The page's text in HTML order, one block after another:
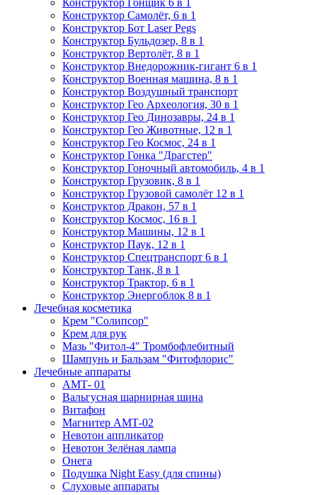
Конструктор Гонщик 6 в 1
Конструктор Cамолёт, 6 в 1
Конструктор Бот Laser Pegs
Конструктор Бульдозер, 8 в 1
Конструктор Вертолёт, 8 в 1
Конструктор Внедорожник-гигант 6 в 1
Конструктор Военная машина, 8 в 1
Конструктор Воздушный транспорт
Конструктор Гео Археология, 30 в 1
Конструктор Гео Динозавры, 24 в 1
Конструктор Гео Животные, 12 в 1
Конструктор Гео Космос, 24 в 1
Конструктор Гонка "Драгстер"
Конструктор Гоночный автомобиль, 4 в 1
Конструктор Грузовик, 8 в 1
Конструктор Грузовой самолёт 12 в 1
Конструктор Дракон, 57 в 1
Конструктор Космос, 16 в 1
Конструктор Машины, 12 в 1
Конструктор Паук, 12 в 1
Конструктор Спецтранспорт 6 в 1
Конструктор Танк, 8 в 1
Конструктор Трактор, 6 в 1
Конструктор Энергоблок 8 в 1
Лечебная косметика
Крем "Солипсор"
Крем для рук
Мазь "Фитол-4" Тромбофлебитный
Шампунь и Бальзам "Фитофлорис"
Лечебные аппараты
АМТ- 01
Вальгусная шарнирная шина
Витафон
Магнитер АМТ-02
Невотон аппликатор
Невотон Зелёная лампа
Онега
Подушка Night Easy (для спины)
Слуховые аппараты